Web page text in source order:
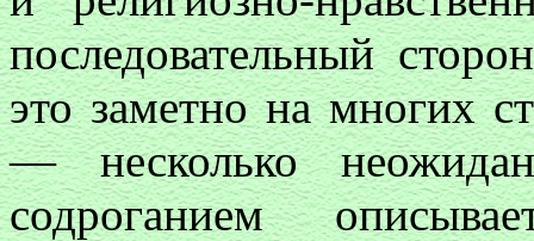
последовательный
это заметно на многих
— несколько
содроганием